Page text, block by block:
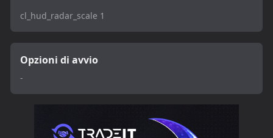
cl_hud_radar_scale 1
Opzioni di avvio
-